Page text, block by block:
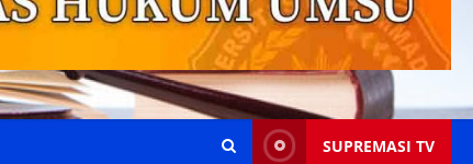
SUPREMASI TV